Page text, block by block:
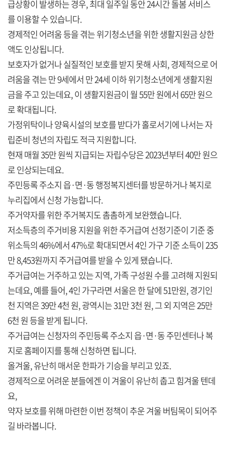
급상황이 발생하는 경우, 최대 일주일 동안 24시간 돌봄 서비스
를 이용할 수 있습니다.
경제적인 어려움 등을 겪는 위기청소년을 위한 생활지원금 상한
액도 인상됩니다.
보호자가 없거나 실질적인 보호를 받지 못해 사회, 경제적으로 어
려움을 겪는 만 9세에서 만 24세 이하 위기청소년에게 생활지원
금을 주고 있는데요, 이 생활지원금이 월 55만 원에서 65만 원으
로 확대됩니다.
가정위탁이나 양육시설의 보호를 받다가 홀로서기에 나서는 자
립준비 청년의 자립도 적극 지원합니다.
현재 매월 35만 원씩 지급되는 자립수당은 2023년부터 40만 원으
로 인상되는데요.
주민등록 주소지 읍·면·동 행정복지센터를 방문하거나 복지로
누리집에서 신청 가능합니다.
주거약자를 위한 주거복지도 촘촘하게 보완했습니다.
저소득층의 주거비용 지원을 위한 주거급여 선정기준이 기준 중
위소득의 46%에서 47%로 확대되면서 4인 가구 기준 소득이 235
만 8,453원까지 주거급여를 받을 수 있게 됐습니다.
주거급여는 거주하고 있는 지역, 가족 구성원 수를 고려해 지원되
는데요, 예를 들어, 4인 가구라면 서울은 한 달에 51만원, 경기인
천 지역은 39만 4천 원, 광역시는 31만 3천 원, 그 외 지역은 25만
6천 원 등을 받게 됩니다.
주거급여는 신청자의 주민등록 주소지 읍·면·동 주민센터나 복
지로 홈페이지를 통해 신청하면 됩니다.
올겨울, 유난히 매서운 한파가 기승을 부리고 있죠.
경제적으로 어려운 분들에겐 이 겨울이 유난히 춥고 힘겨울 텐데
요,
약자 보호를 위해 마련한 이번 정책이 추운 겨울 버팀목이 되어주
길 바라봅니다.